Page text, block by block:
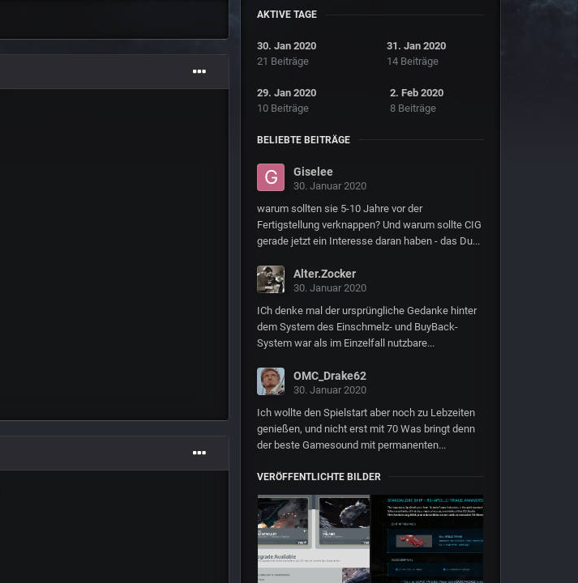
AKTIVE TAGE
30. Jan 2020
21 Beiträge
31. Jan 2020
14 Beiträge
29. Jan 2020
10 Beiträge
2. Feb 2020
8 Beiträge
BELIEBTE BEITRÄGE
Giselee
30. Januar 2020
warum sollten sie 5-10 Jahre vor der
Fertigstellung verknappen? Und warum sollte CIG
gerade jetzt ein Interesse daran haben - das Du...
Alter.Zocker
30. Januar 2020
ICh denke mal der ursprüngliche Gedanke hinter
dem System des Einschmelz- und BuyBack-
System war als im Einzelfall nutzbare...
OMC_Drake62
30. Januar 2020
Ich wollte den Spielstart aber noch zu Lebzeiten
genießen, und nicht erst mit 70 Was bringt denn
der beste Gamesound mit permanenten...
VERÖFFENTLICHTE BILDER